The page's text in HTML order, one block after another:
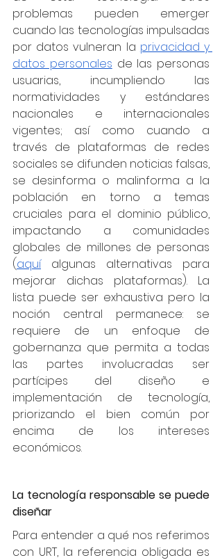
problemas pueden emerger
cuando las tecnologías impulsadas
por datos vulneran la privacidad y
datos personales de las personas
usuarias, incumpliendo las
normatividades y estándares
nacionales e internacionales
vigentes; así como cuando a
través de plataformas de redes
sociales se difunden noticias falsas,
se desinforma o malinforma a la
población en torno a temas
cruciales para el dominio público,
impactando a comunidades
globales de millones de personas
(aquí algunas alternativas para
mejorar dichas plataformas). La
lista puede ser exhaustiva pero la
noción central permanece: se
requiere de un enfoque de
gobernanza que permita a todas
las partes involucradas ser
partícipes del diseño e
implementación de tecnología,
priorizando el bien común por
encima de los intereses
económicos.
La tecnología responsable se puede
diseñar
Para entender a qué nos referimos